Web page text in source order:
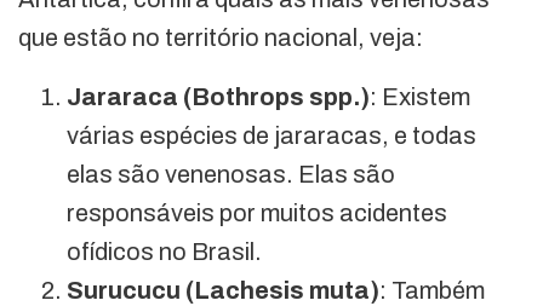
que estão no território nacional, veja:
Jararaca (Bothrops spp.): Existem
várias espécies de jararacas, e todas
elas são venenosas. Elas são
responsáveis por muitos acidentes
ofídicos no Brasil.
Surucucu (Lachesis muta): Também